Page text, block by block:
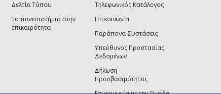
Δελτία Τύπου
Το πανεπιστήμιο στην
επικαιρότητα
Τηλεφωνικός Κατάλογος
Επικοινωνία
Παράπονα-Συστάσεις
Υπεύθυνος Προστασίας
Δεδομένων
Δήλωση
Προσβασιμότητας